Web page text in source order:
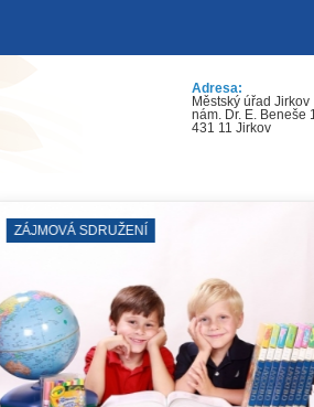
Adresa:
Městský úřad Jirkov
nám. Dr. E. Beneše 1
431 11 Jirkov
ZÁBORY